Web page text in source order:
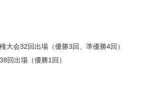
大会32回出場（優勝3回、準優勝4回）
回出場（優勝1回）